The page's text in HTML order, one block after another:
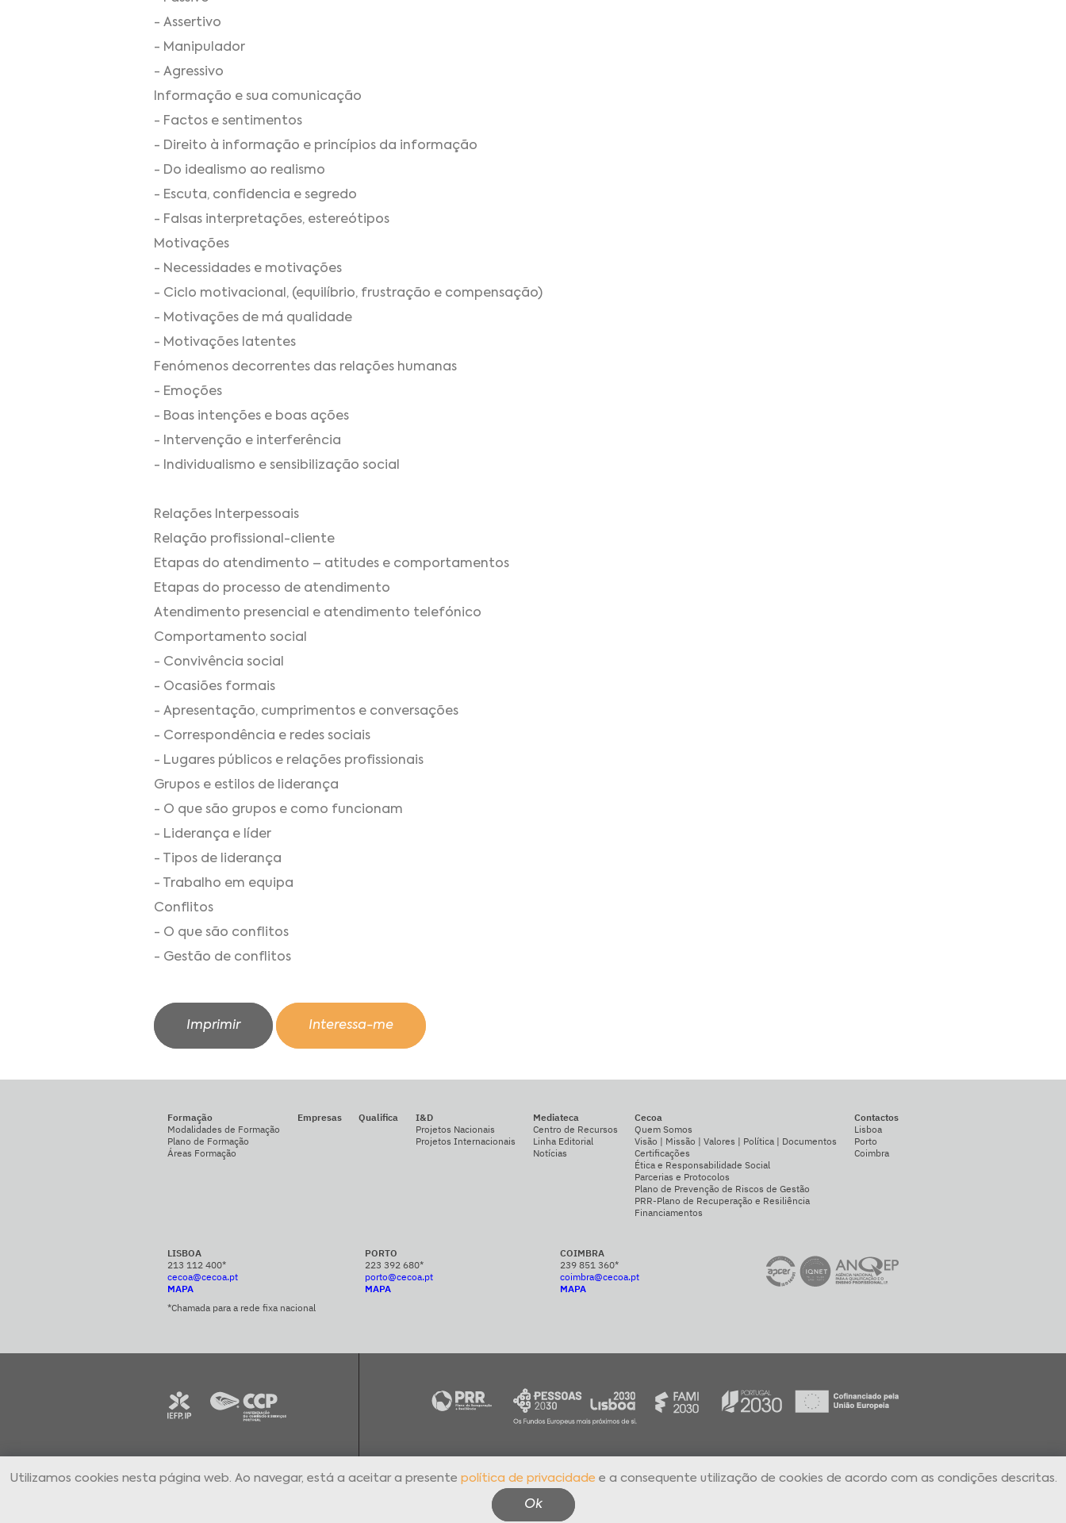
- Assertivo
- Manipulador
- Agressivo
Informação e sua comunicação
- Factos e sentimentos
- Direito à informação e princípios da informação
- Do idealismo ao realismo
- Escuta, confidencia e segredo
- Falsas interpretações, estereótipos
Motivações
- Necessidades e motivações
- Ciclo motivacional, (equilíbrio, frustração e compensação)
- Motivações de má qualidade
- Motivações latentes
Fenómenos decorrentes das relações humanas
- Emoções
- Boas intenções e boas ações
- Intervenção e interferência
- Individualismo e sensibilização social
Relações Interpessoais
Relação profissional-cliente
Etapas do atendimento – atitudes e comportamentos
Etapas do processo de atendimento
Atendimento presencial e atendimento telefónico
Comportamento social
- Convivência social
- Ocasiões formais
- Apresentação, cumprimentos e conversações
- Correspondência e redes sociais
- Lugares públicos e relações profissionais
Grupos e estilos de liderança
- O que são grupos e como funcionam
- Liderança e líder
- Tipos de liderança
- Trabalho em equipa
Conflitos
- O que são conflitos
- Gestão de conflitos
Imprimir Interessa-me
Formação
Modalidades de Formação
Plano de Formação
Áreas Formação
Empresas Qualifica
I&D
Projetos Nacionais
Projetos Internacionais
Mediateca
Centro de Recursos
Linha Editorial
Notícias
Cecoa
Quem Somos
Visão | Missão | Valores | Política | Documentos
Certificações
Ética e Responsabilidade Social
Parcerias e Protocolos
Plano de Prevenção de Riscos de Gestão
PRR-Plano de Recuperação e Resiliência
Financiamentos
Contactos
Lisboa
Porto
Coimbra
LISBOA
213 112 400*
cecoa@cecoa.pt
MAPA
PORTO
223 392 680*
porto@cecoa.pt
MAPA
COIMBRA
239 851 360*
coimbra@cecoa.pt
MAPA
*Chamada para a rede fixa nacional
Utilizamos cookies nesta página web. Ao navegar, está a aceitar a presente política de privacidade e a consequente utilização de cookies de acordo com as condições descritas.
Ok
CECOA Centro de Formação Profissional para o
Comércio e Afins © 2024 Todos os direitos
Política de Privacidade Livro de Reclamações Eletrónico Canal Denúncias Online